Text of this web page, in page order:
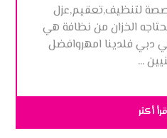
لتنظيف,تعقيم,عزل
الخزان من نظافة هي
دبي فلدينا امهروافضل
...
أكثر